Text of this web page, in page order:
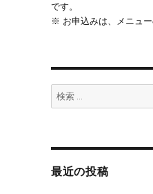
です。
※ お申込みは、メニュー
検
最近の投稿